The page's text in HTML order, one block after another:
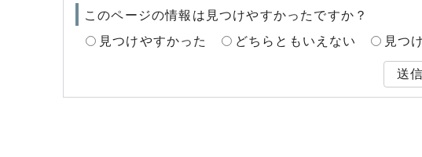
このページの情報は見つけやすかったですか？
見つけやすかった
どちらともいえない 見つ
送信